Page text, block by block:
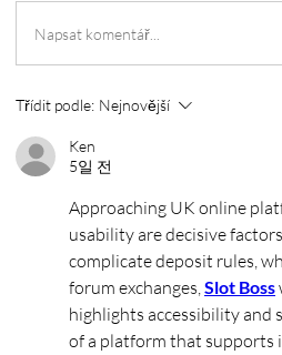
Napsat komentář...
Třídit podle: Nejnovější
Ken
5일 전
Approaching UK online
usability are decisive
complicate deposit rules,
forum exchanges, Slot Boss
highlights accessibility and
of a platform that supports